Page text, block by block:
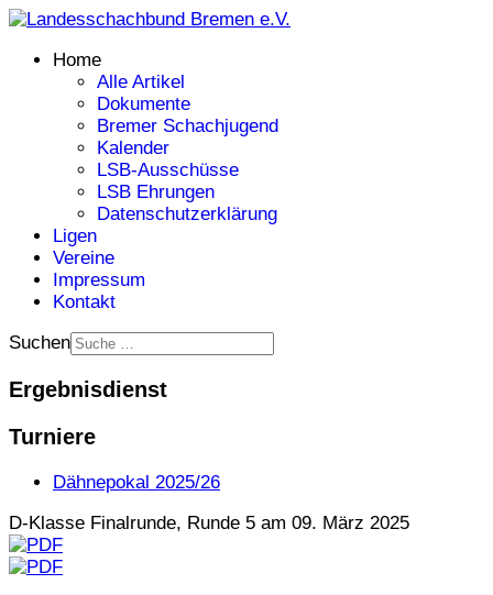
Home
Alle Artikel
Dokumente
Bremer Schachjugend
Kalender
LSB-Ausschüsse
LSB Ehrungen
Datenschutzerklärung
Ligen
Vereine
Impressum
Kontakt
Suchen
Ergebnisdienst
Turniere
Dähnepokal 2025/26
D-Klasse Finalrunde, Runde 5 am 09. März 2025